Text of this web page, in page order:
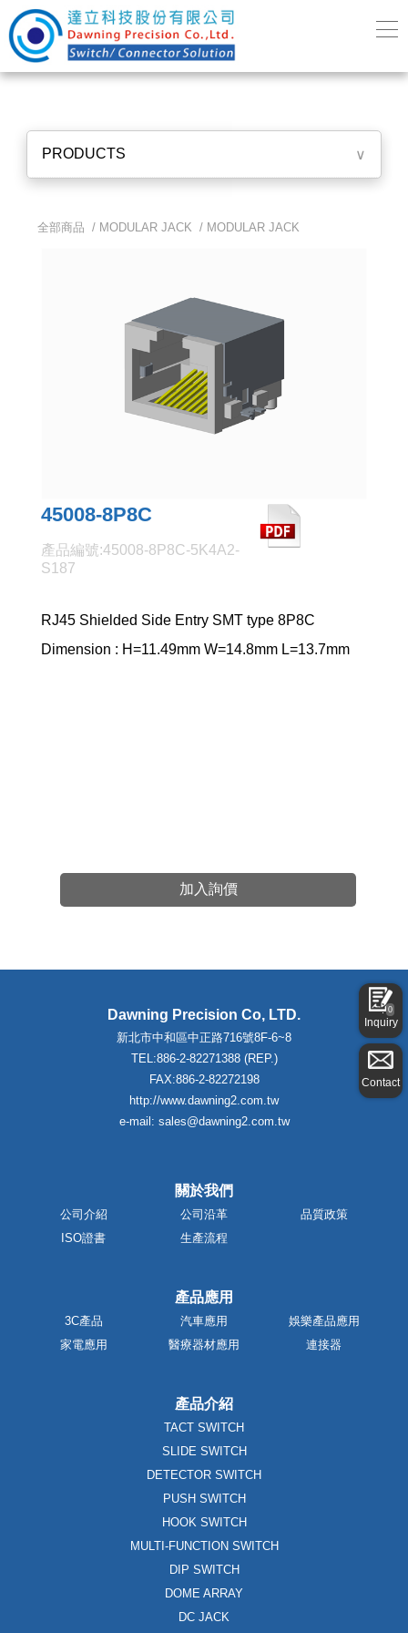
0
Inquiry
Contact
PRODUCTS ∨
全部商品 / MODULAR JACK / MODULAR JACK
45008-8P8C
產品編號:45008-8P8C-5K4A2-
S187
RJ45 Shielded Side Entry SMT type 8P8C
Dimension : H=11.49mm W=14.8mm L=13.7mm
加入詢價
Dawning Precision Co, LTD.
新北市中和區中正路716號8F-6~8
TEL:886-2-82271388 (REP.)
FAX:886-2-82272198
http://www.dawning2.com.tw
e-mail: sales@dawning2.com.tw
關於我們
公司介紹 公司沿革
品質政策
ISO證書
生產流程
產品應用
3C產品 汽車應用
娛樂產品應用
家電應用
醫療器材應用 連接器
產品介紹
TACT SWITCH
SLIDE SWITCH
DETECTOR SWITCH
PUSH SWITCH
HOOK SWITCH
MULTI-FUNCTION SWITCH
DIP SWITCH
DOME ARRAY
DC JACK